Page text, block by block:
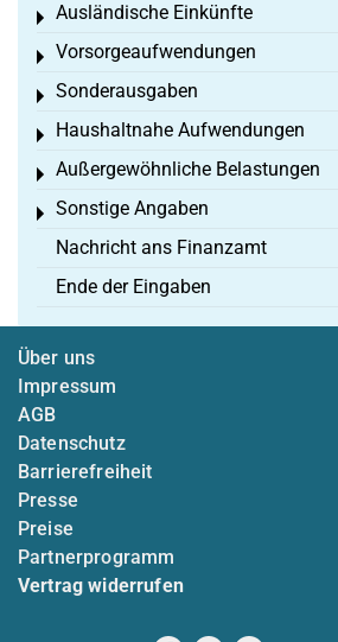
Ausländische Einkünfte
Toggle menu
Vorsorgeaufwendungen
Toggle menu
Sonderausgaben
Toggle menu
Haushaltnahe Aufwendungen
Toggle menu
Außergewöhnliche Belastungen
Toggle menu
Sonstige Angaben
Toggle menu
Nachricht ans Finanzamt
Ende der Eingaben
Über uns
Impressum
AGB
Datenschutz
Barrierefreiheit
Presse
Preise
Partnerprogramm
Vertrag widerrufen